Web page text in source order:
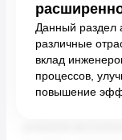
Данный раздел
различные
вклад
процессов,
повышение